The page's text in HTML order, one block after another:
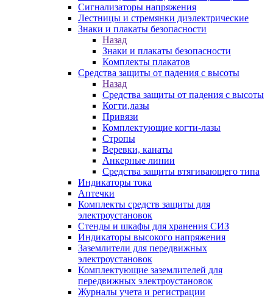
Сигнализаторы напряжения
Лестницы и стремянки диэлектрические
Знаки и плакаты безопасности
Назад
Знаки и плакаты безопасности
Комплекты плакатов
Средства защиты от падения с высоты
Назад
Средства защиты от падения с высоты
Когти,лазы
Привязи
Комплектующие когти-лазы
Стропы
Веревки, канаты
Анкерные линии
Средства защиты втягивающего типа
Индикаторы тока
Аптечки
Комплекты средств защиты для
электроустановок
Стенды и шкафы для хранения СИЗ
Индикаторы высокого напряжения
Заземлители для передвижных
электроустановок
Комплектующие заземлителей для
передвижных электроустановок
Журналы учета и регистрации